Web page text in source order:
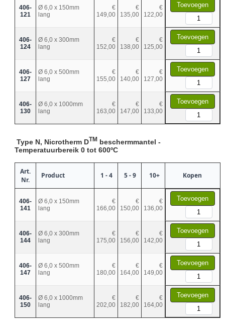
406-
121
Ø 6,0 x 150mm
lang
€
149,00
€
135,00
€
122,00
Toevoegen
406-
124
Ø 6,0 x 300mm
lang
€
152,00
€
138,00
€
125,00
Toevoegen
406-
127
Ø 6,0 x 500mm
lang
€
155,00
€
140,00
€
127,00
Toevoegen
406-
130
Ø 6,0 x 1000mm
lang
€
163,00
€
147,00
€
133,00
Toevoegen
Type N, Nicrotherm DTMbeschermmantel -
Temperatuurbereik 0 tot 600ºC
Art.
Nr.
Product 1 - 4 5 - 9 10+ Kopen
406-
141
Ø 6,0 x 150mm
lang
€
166,00
€
150,00
€
136,00
Toevoegen
406-
144
Ø 6,0 x 300mm
lang
€
175,00
€
156,00
€
142,00
Toevoegen
406-
147
Ø 6,0 x 500mm
lang
€
180,00
€
164,00
€
149,00
Toevoegen
406-
150
Ø 6,0 x 1000mm
lang
€
202,00
€
182,00
€
164,00
Toevoegen